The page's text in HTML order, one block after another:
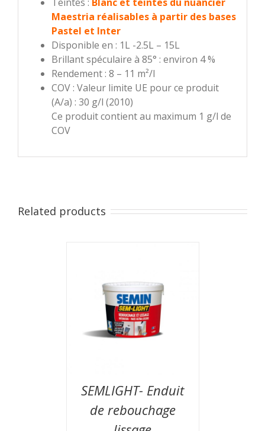
Maestria réalisables à partir des bases
Pastel et Inter
Disponible en : 1L -2.5L – 15L
Brillant spéculaire à 85° : environ 4 %
Rendement : 8 – 11 m²/l
COV : Valeur limite UE pour ce produit
(A/a) : 30 g/l (2010)
Ce produit contient au maximum 1 g/l de
COV
Related products
SEMLIGHT- Enduit
de rebouchage